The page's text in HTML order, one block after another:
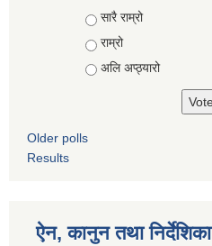
Choices
सारै राम्रो
राम्रो
अलि अप्ठ्यारो
Older polls
Results
ऐन, कानुन तथा निर्देशिका